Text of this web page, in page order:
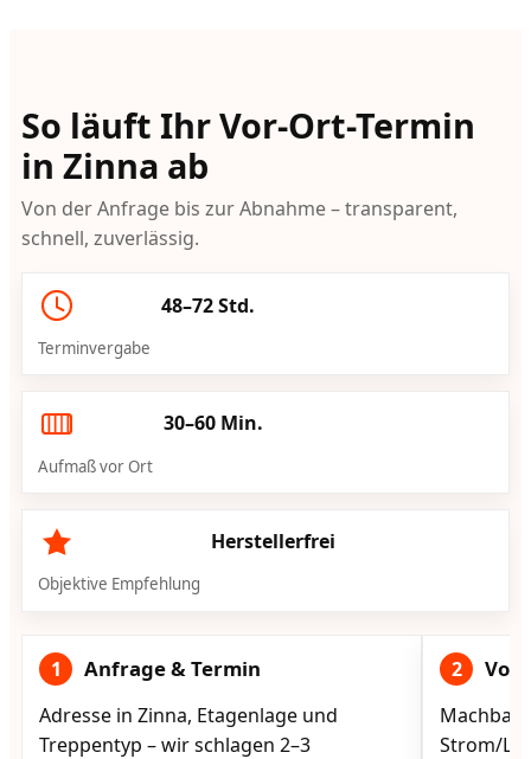
So läuft Ihr Vor-Ort-Termin
in Zinna ab
Von der Anfrage bis zur Abnahme – transparent,
schnell, zuverlässig.
48–72 Std.
Terminvergabe
30–60 Min.
Aufmaß vor Ort
Herstellerfrei
Objektive Empfehlung
1 Anfrage & Termin
Adresse in Zinna, Etagenlage und
Treppentyp – wir schlagen 2–3
2
Strom/